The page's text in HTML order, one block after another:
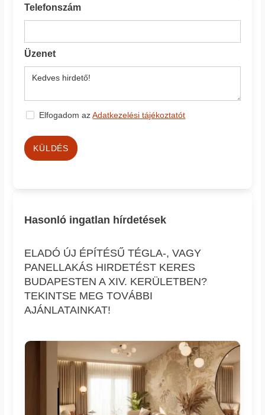
Telefonszám
Üzenet
Elfogadom azAdatkezelési tájékoztatót
KÜLDÉS
Hasonló ingatlan hírdetések
ELADÓ ÚJ ÉPÍTÉSŰ TÉGLA-, VAGY
PANELLAKÁS HIRDETÉST KERES
BUDAPESTEN A XIV. KERÜLETBEN?
TEKINTSE MEG TOVÁBBI
AJÁNLATAINKAT!